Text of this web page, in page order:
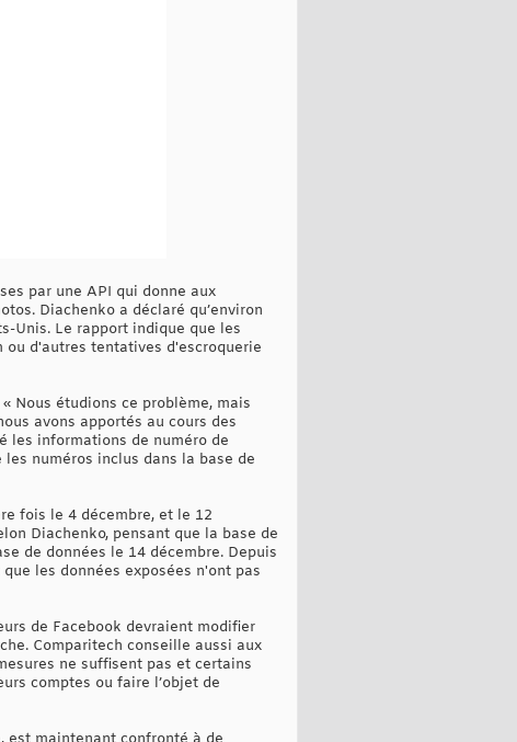
par une API qui donne aux
Diachenko a déclaré qu’environ
Unis. Le rapport indique que les
ou d'autres tentatives d'escroquerie
Nous étudions ce problème, mais
avons apportés au cours des
les informations de numéro de
les numéros inclus dans la base de
fois le 4 décembre, et le 12
Diachenko, pensant que la base de
de données le 14 décembre. Depuis
les données exposées n'ont pas
de Facebook devraient modifier
Comparitech conseille aussi aux
ne suffisent pas et certains
comptes ou faire l’objet de